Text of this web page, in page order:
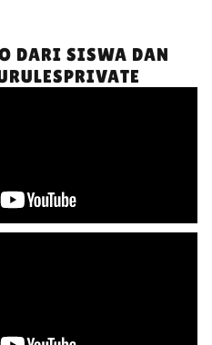
DARI SISWA DAN